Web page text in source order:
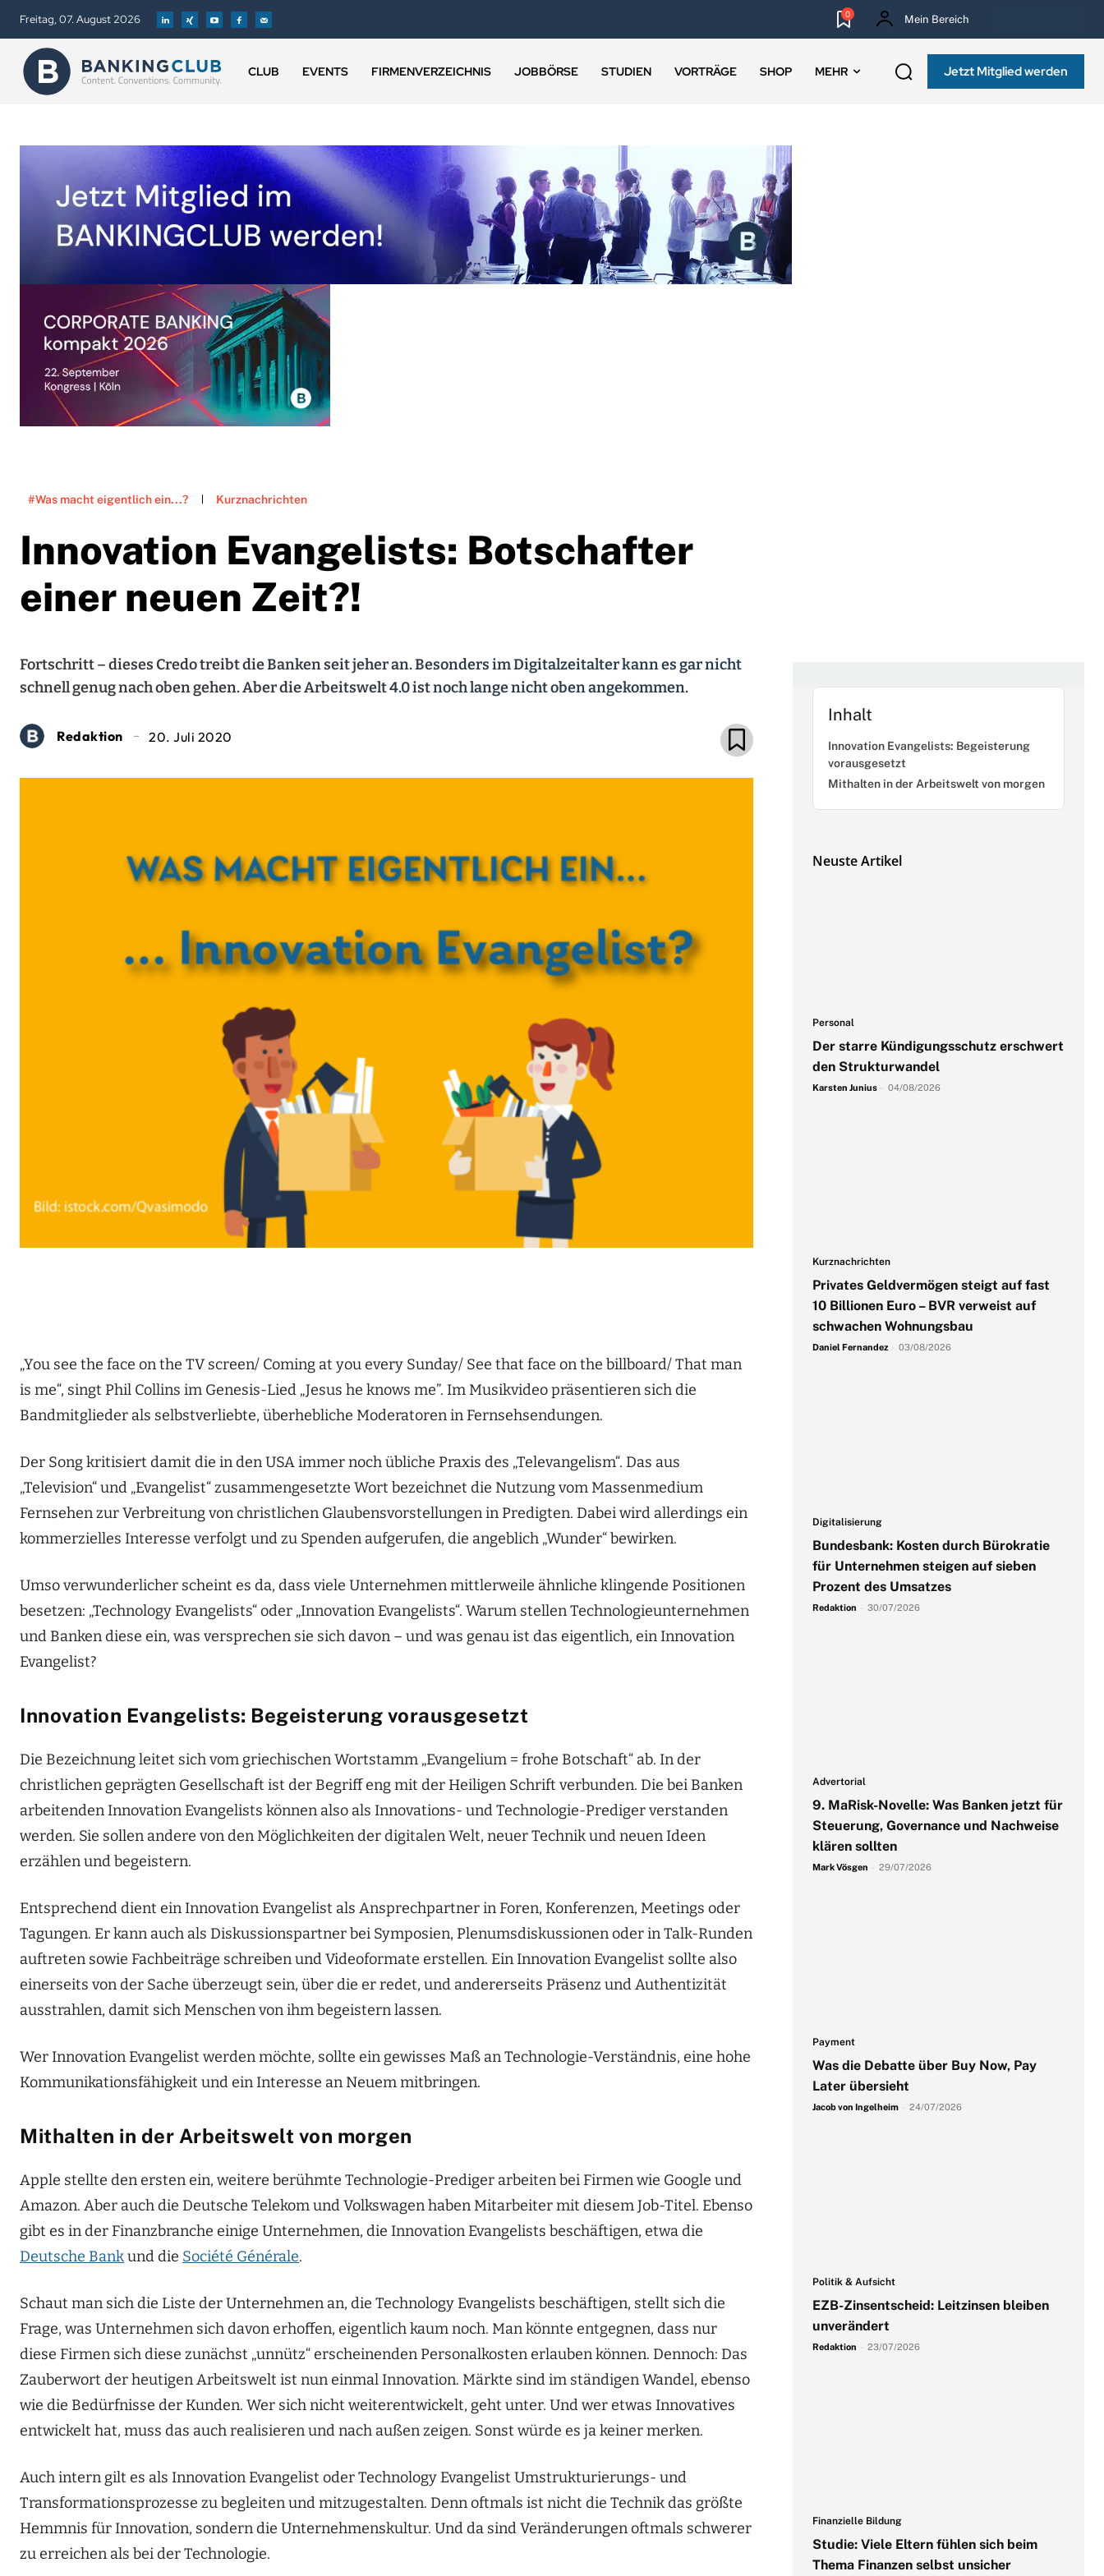
Freitag, 07. August 2026 0 Mein Bereich
CLUB EVENTS FIRMENVERZEICHNIS JOBBÖRSE STUDIEN VORTRÄGE SHOP MEHR Jetzt Mitglied werden
#Was macht eigentlich ein...? Kurznachrichten
Innovation Evangelists: Botschafter
einer neuen Zeit?!
Fortschritt – dieses Credo treibt die Banken seit jeher an. Besonders im Digitalzeitalter kann es gar nicht
schnell genug nach oben gehen. Aber die Arbeitswelt 4.0 ist noch lange nicht oben angekommen.
Redaktion 20. Juli 2020
„You see the face on the TV screen/ Coming at you every Sunday/ See that face on the billboard/ That man
is me“, singt Phil Collins im Genesis-Lied „Jesus he knows me”. Im Musikvideo präsentieren sich die
Bandmitglieder als selbstverliebte, überhebliche Moderatoren in Fernsehsendungen.
Der Song kritisiert damit die in den USA immer noch übliche Praxis des „Televangelism“. Das aus
„Television“ und „Evangelist“ zusammengesetzte Wort bezeichnet die Nutzung vom Massenmedium
Fernsehen zur Verbreitung von christlichen Glaubensvorstellungen in Predigten. Dabei wird allerdings ein
kommerzielles Interesse verfolgt und zu Spenden aufgerufen, die angeblich „Wunder“ bewirken.
Umso verwunderlicher scheint es da, dass viele Unternehmen mittlerweile ähnliche klingende Positionen
besetzen: „Technology Evangelists“ oder „Innovation Evangelists“. Warum stellen Technologieunternehmen
und Banken diese ein, was versprechen sie sich davon – und was genau ist das eigentlich, ein Innovation
Evangelist?
Innovation Evangelists: Begeisterung vorausgesetzt
Die Bezeichnung leitet sich vom griechischen Wortstamm „Evangelium = frohe Botschaft“ ab. In der
christlichen geprägten Gesellschaft ist der Begriff eng mit der Heiligen Schrift verbunden. Die bei Banken
arbeitenden Innovation Evangelists können also als Innovations- und Technologie-Prediger verstanden
werden. Sie sollen andere von den Möglichkeiten der digitalen Welt, neuer Technik und neuen Ideen
erzählen und begeistern.
Entsprechend dient ein Innovation Evangelist als Ansprechpartner in Foren, Konferenzen, Meetings oder
Tagungen. Er kann auch als Diskussionspartner bei Symposien, Plenumsdiskussionen oder in Talk-Runden
auftreten sowie Fachbeiträge schreiben und Videoformate erstellen. Ein Innovation Evangelist sollte also
einerseits von der Sache überzeugt sein, über die er redet, und andererseits Präsenz und Authentizität
ausstrahlen, damit sich Menschen von ihm begeistern lassen.
Wer Innovation Evangelist werden möchte, sollte ein gewisses Maß an Technologie-Verständnis, eine hohe
Kommunikationsfähigkeit und ein Interesse an Neuem mitbringen.
Mithalten in der Arbeitswelt von morgen
Apple stellte den ersten ein, weitere berühmte Technologie-Prediger arbeiten bei Firmen wie Google und
Amazon. Aber auch die Deutsche Telekom und Volkswagen haben Mitarbeiter mit diesem Job-Titel. Ebenso
gibt es in der Finanzbranche einige Unternehmen, die Innovation Evangelists beschäftigen, etwa die
Deutsche Bankund die Société Générale.
Schaut man sich die Liste der Unternehmen an, die Technology Evangelists beschäftigen, stellt sich die
Frage, was Unternehmen sich davon erhoffen, eigentlich kaum noch. Man könnte entgegnen, dass nur
diese Firmen sich diese zunächst „unnütz“ erscheinenden Personalkosten erlauben können. Dennoch: Das
Zauberwort der heutigen Arbeitswelt ist nun einmal Innovation. Märkte sind im ständigen Wandel, ebenso
wie die Bedürfnisse der Kunden. Wer sich nicht weiterentwickelt, geht unter. Und wer etwas Innovatives
entwickelt hat, muss das auch realisieren und nach außen zeigen. Sonst würde es ja keiner merken.
Auch intern gilt es als Innovation Evangelist oder Technology Evangelist Umstrukturierungs- und
Transformationsprozesse zu begleiten und mitzugestalten. Denn oftmals ist nicht die Technik das größte
Hemmnis für Innovation, sondern die Unternehmenskultur. Und da sind Veränderungen oftmals schwerer
zu erreichen als bei der Technologie.
Inhalt
Innovation Evangelists: Begeisterung
vorausgesetzt
Mithalten in der Arbeitswelt von morgen
Neuste Artikel
Personal
Der starre Kündigungsschutz erschwert
den Strukturwandel
Karsten Junius 04/08/2026
Kurznachrichten
Privates Geldvermögen steigt auf fast
10 Billionen Euro – BVR verweist auf
schwachen Wohnungsbau
Daniel Fernandez 03/08/2026
Digitalisierung
Bundesbank: Kosten durch Bürokratie
für Unternehmen steigen auf sieben
Prozent des Umsatzes
Redaktion 30/07/2026
Advertorial
9. MaRisk-Novelle: Was Banken jetzt für
Steuerung, Governance und Nachweise
klären sollten
Mark Vösgen 29/07/2026
Payment
Was die Debatte über Buy Now, Pay
Later übersieht
Jacob von Ingelheim 24/07/2026
Politik & Aufsicht
EZB-Zinsentscheid: Leitzinsen bleiben
unverändert
Redaktion 23/07/2026
Finanzielle Bildung
Studie: Viele Eltern fühlen sich beim
Thema Finanzen selbst unsicher